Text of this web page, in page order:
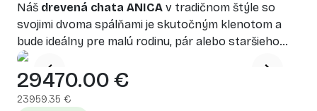
Náš drevená chata ANICA v tradičnom štýle so
svojimi dvoma spálňami je skutočným klenotom a
bude ideálny pre malú rodinu, pár alebo staršieho
človeka. Tento dom je vyrobený z vysoko kvalitného
prírodného ihličnatého dreva, ktoré zaisťuje zdravé
životné prostredie a krásnu architektonickú
29470.00€
23959.35 €